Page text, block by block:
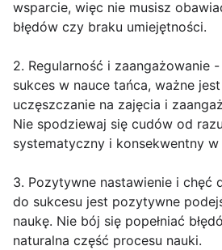
wsparcie, więc nie musisz
błędów czy braku umiejętności.
2. Regularność i zaangażowanie
sukces w nauce tańca, ważne
uczęszczanie na zajęcia i
Nie spodziewaj się cudów od
systematyczny i konsekwentny w
3. Pozytywne nastawienie i chęć
do sukcesu jest pozytywne
naukę. Nie bój się popełniać
naturalna część procesu nauki.